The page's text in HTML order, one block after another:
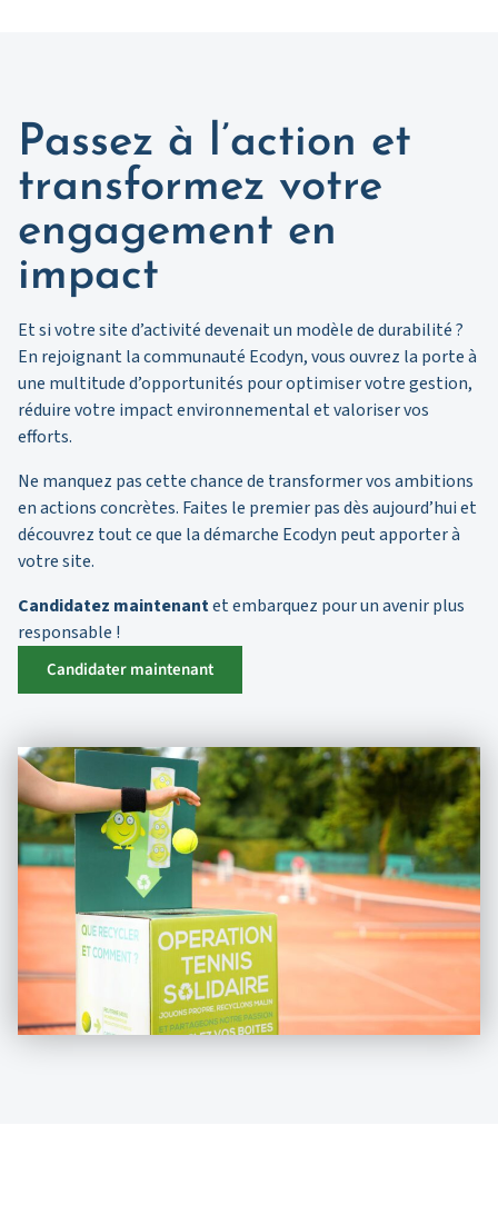
Passez à l’action et
transformez votre
engagement en
impact
Et si votre site d’activité devenait un modèle de durabilité ?
En rejoignant la communauté Ecodyn, vous ouvrez la porte à
une multitude d’opportunités pour optimiser votre gestion,
réduire votre impact environnemental et valoriser vos
efforts.
Ne manquez pas cette chance de transformer vos ambitions
en actions concrètes. Faites le premier pas dès aujourd’hui et
découvrez tout ce que la démarche Ecodyn peut apporter à
votre site.
Candidatez maintenantet embarquez pour un avenir plus
responsable !
Candidater maintenant